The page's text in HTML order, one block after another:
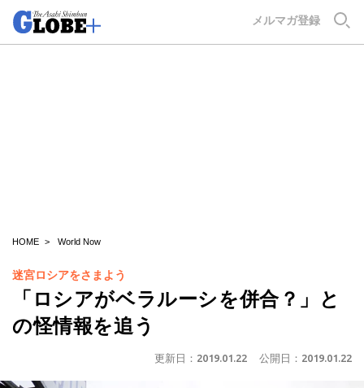
メルマガ登録
HOME World Now
迷宮ロシアをさまよう
「ロシアがベラルーシを併合？」と
の怪情報を追う
更新日： 2019.01.22 公開日： 2019.01.22